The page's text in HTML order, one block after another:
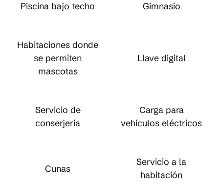
Piscina bajo techo Gimnasio
Habitaciones donde
se permiten
mascotas
Llave digital
Servicio de
conserjería
Carga para
vehículos eléctricos
Cunas
Servicio a la
habitación